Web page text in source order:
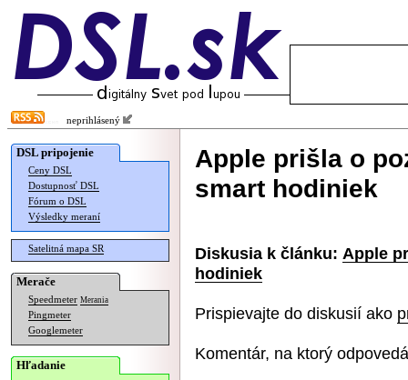
neprihlásený
DSL pripojenie
Ceny DSL
Dostupnosť DSL
Fórum o DSL
Výsledky meraní
Satelitná mapa SR
Merače
Speedmeter Merania
Pingmeter
Googlemeter
Hľadanie
Apple prišla o
smart hodiniek
Diskusia k článku: Apple
hodiniek
Prispievajte do diskusií ako
Komentár, na ktorý